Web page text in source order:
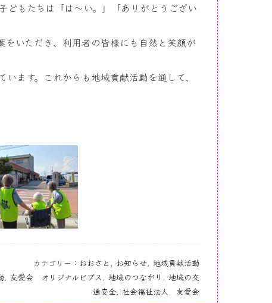
もたちは「は～い。」「ありがとうござい
いただき、利用者の皆様にも自然と笑顔が
ます。これからも地域貢献活動を通して、
カテゴリー： おおさと, お知らせ, 地域貢献活動
, 友愛会 オリジナルビブス, 地域のつながり , 地域の交
通安全, 社会福祉法人 友愛会